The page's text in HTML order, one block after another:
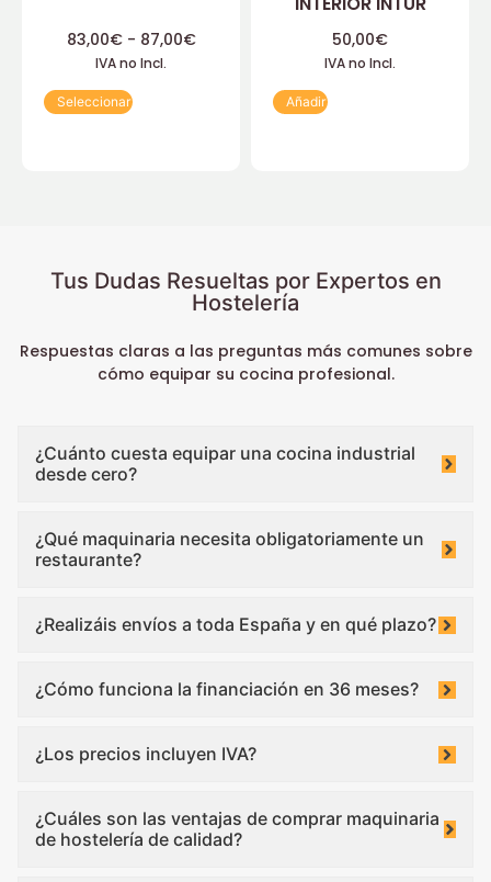
83,00€ - 87,00€
IVA no Incl.
Seleccionar
50,00€
IVA no Incl.
Añadir
Tus Dudas Resueltas por Expertos en
Hostelería
Respuestas claras a las preguntas más comunes sobre
cómo equipar su cocina profesional.
¿Cuánto cuesta equipar una cocina industrial
desde cero?
¿Qué maquinaria necesita obligatoriamente un
restaurante?
¿Realizáis envíos a toda España y en qué plazo?
¿Cómo funciona la financiación en 36 meses?
¿Los precios incluyen IVA?
¿Cuáles son las ventajas de comprar maquinaria
de hostelería de calidad?